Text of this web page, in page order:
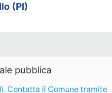
(PI)
pubblica
Contatta il Comune tramite